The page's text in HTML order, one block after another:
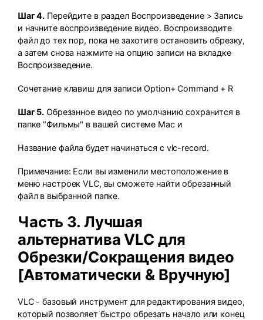
Шаг 4. Перейдите в раздел Воспроизведение > Запись
и начните воспроизведение видео. Воспроизводите
файл до тех пор, пока не захотите остановить обрезку,
а затем снова нажмите на опцию записи на вкладке
Воспроизведение.
Сочетание клавиш для записи Option+ Command + R
Шаг 5. Обрезанное видео по умолчанию сохранится в
папке "Фильмы" в вашей системе Mac и
Название файла будет начинаться с vlc-record.
Примечание: Если вы изменили местоположение в
меню настроек VLC, вы сможете найти обрезанный
файл в выбранной папке.
Часть 3. Лучшая
альтернатива VLC для
Обрезки/Сокращения видео
[Автоматически & Вручную]
VLC - базовый инструмент для редактирования видео,
который позволяет быстро обрезать начало или конец